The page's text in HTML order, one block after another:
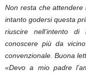
Non resta che attendere
intanto godersi questa
riuscire nell’intento
conoscere più da
convenzionale. Buona
«Devo a mio padre